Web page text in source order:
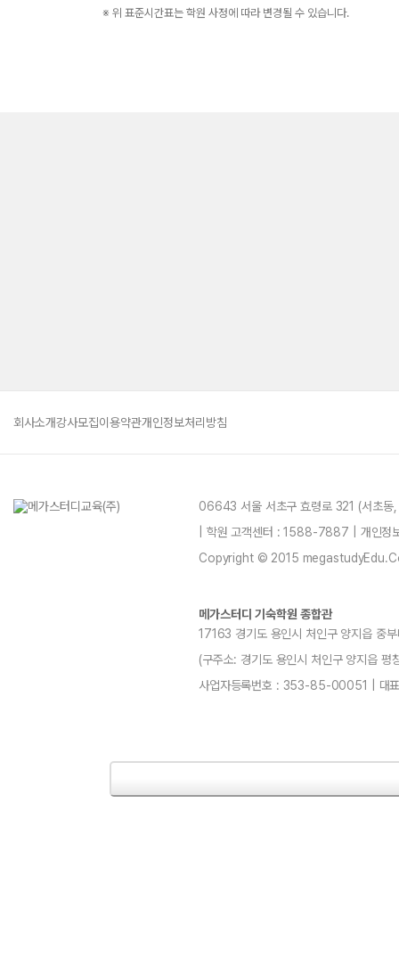
※ 위 표준시간표는 학원 사정에 따라 변경될 수 있습니다.
회사소개강사모집이용약관개인정보처리방침
06643 서울 서초구 효령로 321 (서초
| 학원 고객센터 : 1588-7887 | 개인
Copyright © 2015
메가스터디 기숙학원 종합관
17163 경기도 용인시 처인구 양지읍 중
(구주소: 경기도 용인시 처인구 양지
사업자등록번호 : 353-85-00051 | 대표